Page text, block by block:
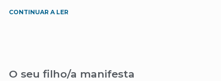
CONTINUAR A LER
O seu filho/a manifesta